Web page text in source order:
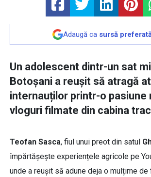
Adaugă ca sursă
Un adolescent dintr-un sat
Botoșani a reușit să atragă
internauților printr-o pasiune
vloguri filmate din cabina
Teofan Sasca, fiul unui preot din satul
împărtășește experiențele agricole pe
unde a reușit să adune deja o mulțime de